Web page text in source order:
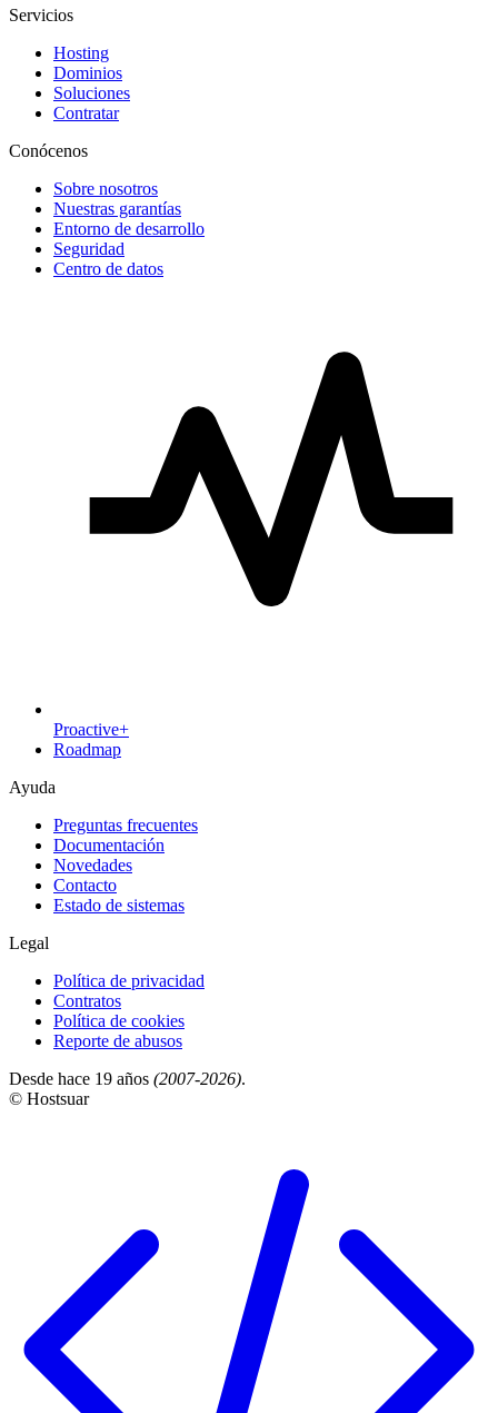
Servicios
Hosting
Dominios
Soluciones
Contratar
Conócenos
Sobre nosotros
Nuestras garantías
Entorno de desarrollo
Seguridad
Centro de datos
Proactive+
Roadmap
Ayuda
Preguntas frecuentes
Documentación
Novedades
Contacto
Estado de sistemas
Legal
Política de privacidad
Contratos
Política de cookies
Reporte de abusos
Desde hace 19 años (2007-2026).
© Hostsuar